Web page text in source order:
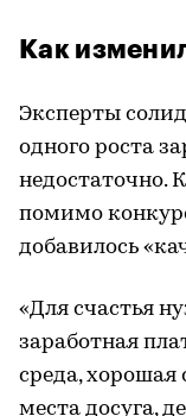
Как
Эксперты
одного роста
недостаточно.
помимо
добавилось
«Для счастья
заработная
среда, хорошая
места досуга,